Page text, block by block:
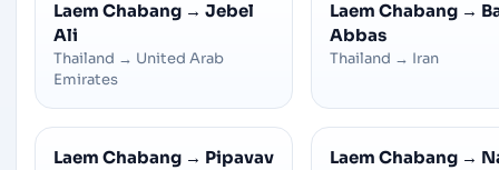
Laem Chabang → Jebel
Ali
Thailand → United Arab
Emirates
Laem Chabang →
Abbas
Thailand → Iran
Laem Chabang → Pipavav
Laem Chabang →